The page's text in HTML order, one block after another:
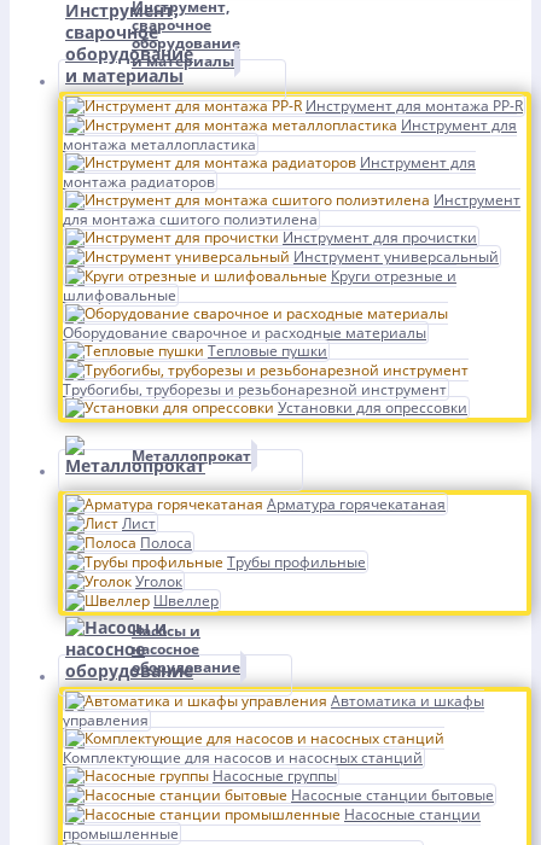
Инструмент,
сварочное
оборудование
и материалы
Инструмент для монтажа PP-R
Инструмент для
монтажа металлопластика
Инструмент для
монтажа радиаторов
Инструмент
для монтажа сшитого полиэтилена
Инструмент для прочистки
Инструмент универсальный
Круги отрезные и
шлифовальные
Оборудование сварочное и расходные материалы
Тепловые пушки
Трубогибы, труборезы и резьбонарезной инструмент
Установки для опрессовки
Металлопрокат
Арматура горячекатаная
Лист
Полоса
Трубы профильные
Уголок
Швеллер
Насосы и
насосное
оборудование
Автоматика и шкафы
управления
Комплектующие для насосов и насосных станций
Насосные группы
Насосные станции бытовые
Насосные станции
промышленные